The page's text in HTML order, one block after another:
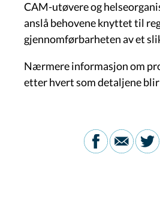
CAM-utøvere og
anslå behovene knyttet til
gjennomførbarheten av et
Nærmere informasjon om
etter hvert som detaljene